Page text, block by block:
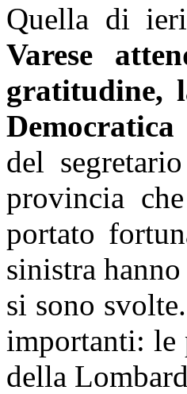
Quella di
Varese
gratitudine,
del
provincia
portato
sinistra
si sono
importanti: le
della